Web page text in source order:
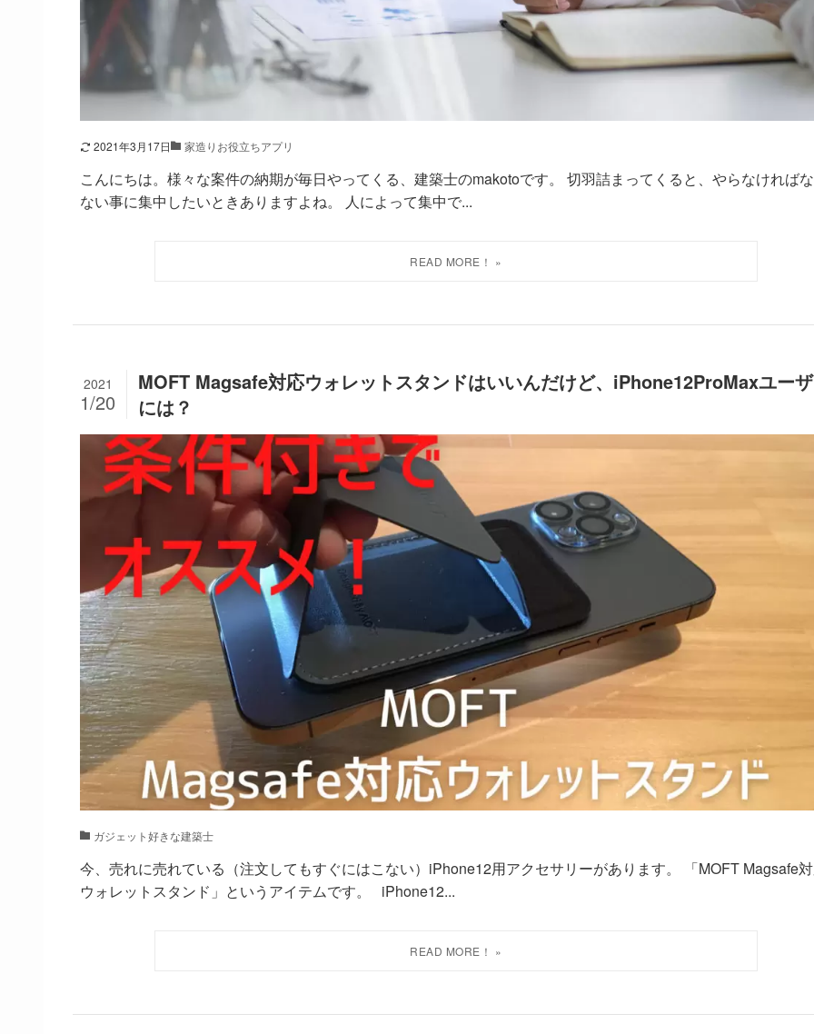
2021年3月17日 家造りお役立ちアプリ
こんにちは。様々な案件の納期が毎日やってくる、建築士のmakotoです。 切羽詰まってくると、やらなければ
ない事に集中したいときありますよね。 人によって集中で...
MOFT Magsafe対応ウォレットスタンドはいいんだけど、iPhone12ProMaxユー
には？
2021
1/20
ガジェット好きな建築士
今、売れに売れている（注文してもすぐにはこない）iPhone12用アクセサリーがあります。 「MOFT Magsafe
ウォレットスタンド」というアイテムです。 iPhone12...